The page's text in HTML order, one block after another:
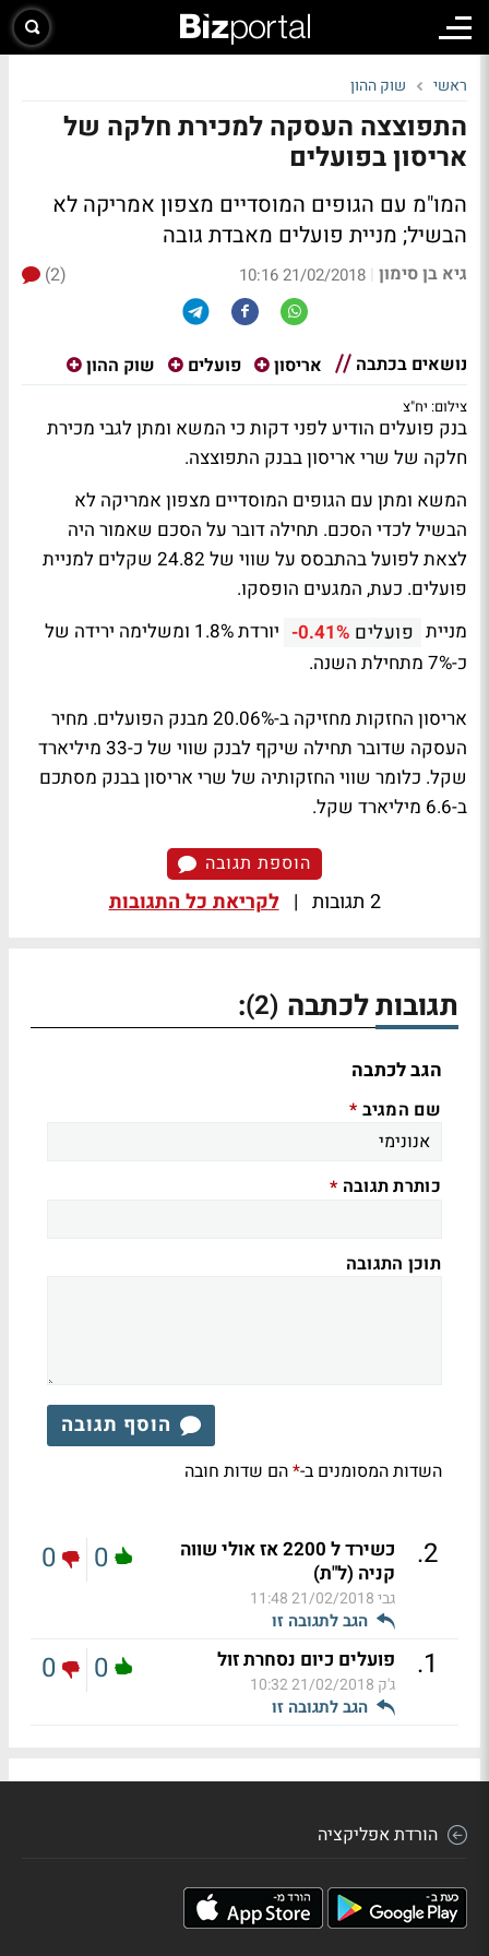
ראשי שוק ההון
התפוצצה העסקה למכירת חלקה של
אריסון בפועלים
המו"מ עם הגופים המוסדיים מצפון אמריקה לא
הבשיל; מניית פועלים מאבדת גובה
גיא בן סימון |
21/02/2018 10:16
(2)
נושאים בכתבה אריסון פועלים שוק ההון
צילום: יח"צ
בנק פועלים הודיע לפני דקות כי המשא ומתן לגבי מכירת
חלקה של שרי אריסון בבנק התפוצצה.
המשא ומתן עם הגופים המוסדיים מצפון אמריקה לא
הבשיל לכדי הסכם. תחילה דובר על הסכם שאמור היה
לצאת לפועל בהתבסס על שווי של 24.82 שקלים למניית
פועלים. כעת, המגעים הופסקו.
מניית פועלים -0.41%
יורדת 1.8% ומשלימה ירידה של
כ-7% מתחילת השנה.
אריסון החזקות מחזיקה ב-20.06% מבנק הפועלים. מחיר
העסקה שדובר תחילה שיקף לבנק שווי של כ-33 מיליארד
שקל. כלומר שווי החזקותיה של שרי אריסון בבנק מסתכם
ב-6.6 מיליארד שקל.
הוספת תגובה
2 תגובות | לקריאת כל התגובות
תגובות לכתבה (2)
:
הגב לכתבה
שם המגיב *
כותרת תגובה *
תוכן התגובה
הוסף תגובה
השדות המסומנים ב-*הם שדות חובה
2
.
כשירד ל 2200 אז אולי שווה
קניה (ל"ת)
גבי21/02/2018 11:48
הגב לתגובה זו
0
0
1
. פועלים כיום נסחרת זול
ג'ק 21/02/2018 10:32
הגב לתגובה זו
0
0
הורדת אפליקציה